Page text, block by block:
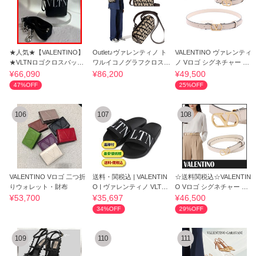
★人気★【VALENTINO】
★VLTNロゴクロスバック
スモールバッ.グ★
¥66,090
47%OFF
Outlet♪ヴァレンティノ ト
ワルイコノグラフクロスボ
ディBag♪
¥86,200
VALENTINO ヴァレンティ
ノ Vロゴ シグネチャー ベ
ルト 20MM
¥49,500
25%OFF
106
VALENTINO Vロゴ 二つ折
りウォレット・財布
¥53,700
107
送料・関税込 | VALENTIN
O | ヴァレンティノ VLTN
ブラック スリ
¥35,697
34%OFF
108
☆送料関税込☆VALENTIN
O Vロゴ シグネチャー ベ
ルト☆超人気☆
¥46,500
29%OFF
109 110 111